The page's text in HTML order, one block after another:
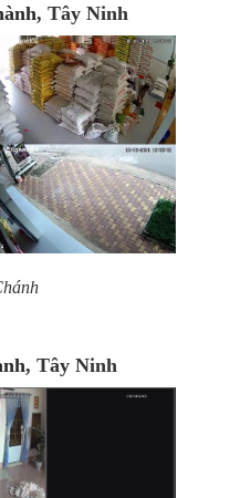
, Tây Ninh
, Tây Ninh